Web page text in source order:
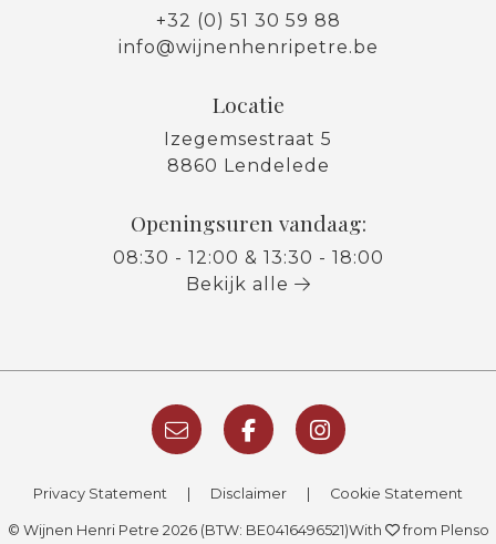
+32 (0) 51 30 59 88
info@wijnenhenripetre.be
Locatie
Izegemsestraat 5
8860 Lendelede
Openingsuren vandaag:
08:30 - 12:00 & 13:30 - 18:00
Bekijk alle
Privacy Statement Disclaimer Cookie Statement
© Wijnen Henri Petre 2026 (BTW: BE0416496521)With from Plenso